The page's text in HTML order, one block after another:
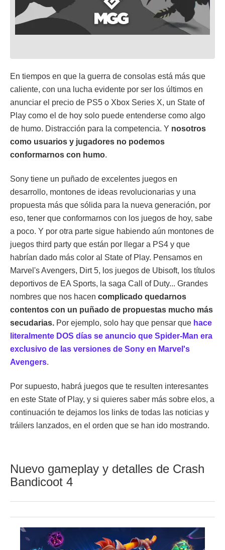
En tiempos en que la guerra de consolas está más que
caliente, con una lucha evidente por ser los últimos en
anunciar el precio de PS5 o Xbox Series X, un State of
Play como el de hoy solo puede entenderse como algo
de humo. Distracción para la competencia. Y nosotros
como usuarios y jugadores no podemos
conformarnos con humo.
Sony tiene un puñado de excelentes juegos en
desarrollo, montones de ideas revolucionarias y una
propuesta más que sólida para la nueva generación, por
eso, tener que conformarnos con los juegos de hoy, sabe
a poco. Y por otra parte sigue habiendo aún montones de
juegos third party que están por llegar a PS4 y que
habrían dado más color al State of Play. Pensamos en
Marvel's Avengers, Dirt 5, los juegos de Ubisoft, los títulos
deportivos de EA Sports, la saga Call of Duty... Grandes
nombres que nos hacen complicado quedarnos
contentos con un puñado de propuestas mucho más
secudarias. Por ejemplo, solo hay que pensar que hace
literalmente DOS días se anuncio que Spider-Man era
exclusivo de las versiones de Sony en Marvel's
Avengers.
Por supuesto, habrá juegos que te resulten interesantes
en este State of Play, y si quieres saber más sobre elos, a
continuación te dejamos los links de todas las noticias y
tráilers lanzados, en el orden que se han ido mostrando.
Nuevo gameplay y detalles de Crash
Bandicoot 4